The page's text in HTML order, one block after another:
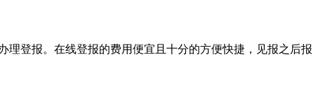
理登报。在线登报的费用便宜且十分的方便快捷，见报之后报